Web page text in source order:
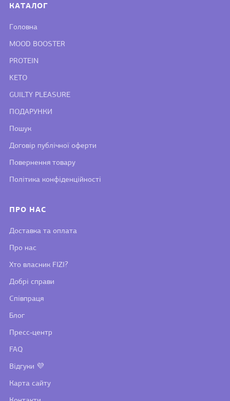
КАТАЛОГ
Головна
MOOD BOOSTER
PROTEIN
KETO
GUILTY PLEASURE
ПОДАРУНКИ
Пошук
Договір публічної оферти
Повернення товару
Політика конфіденційності
ПРО НАС
Доставка та оплата
Про нас
Хто власник FIZI?
Добрі справи
Співпраця
Блог
Пресс-центр
FAQ
Відгуки 💜
Карта сайту